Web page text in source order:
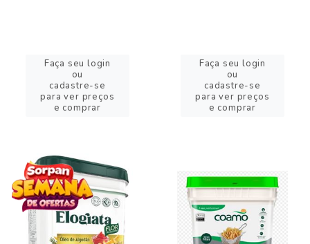
Faça seu login
ou
cadastre-se
para ver preços
e comprar
Faça seu login
ou
cadastre-se
para ver preços
e comprar